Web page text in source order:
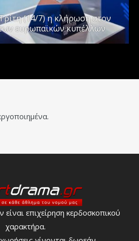
(14/7) η κλήρωση στον
ευρωπαϊκών κυπέλλων
επιχείρηση κερδοσκοπικού
χαρακτήρα.